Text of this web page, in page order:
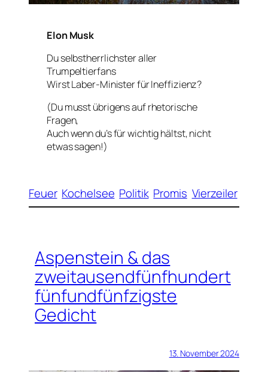
Elon Musk
Du selbstherrlichster aller
Trumpeltierfans
Wirst Laber-Minister für Ineffizienz?
(Du musst übrigens auf rhetorische
Fragen,
Auch wenn du’s für wichtig hältst, nicht
etwas sagen!)
Feuer Kochelsee Politik Promis Vierzeiler
Aspenstein & das
zweitausendfünfhundert
fünfundfünfzigste
Gedicht
13. November 2024